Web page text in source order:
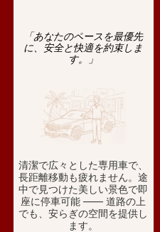
「あなたのペースを最優先
に、安全と快適を約束しま
す。」
清潔で広々とした専用車で、
長距離移動も疲れません。途
中で見つけた美しい景色で即
座に停車可能 —— 道路の上
でも、安らぎの空間を提供し
ます。